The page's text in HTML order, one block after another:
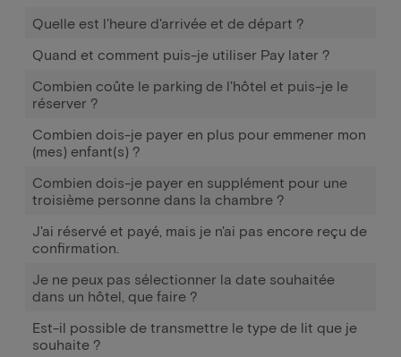
Quelle est l'heure d'arrivée et de départ ?
Quand et comment puis-je utiliser Pay later ?
Combien coûte le parking de l'hôtel et puis-je le
réserver ?
Combien dois-je payer en plus pour emmener mon
(mes) enfant(s) ?
Combien dois-je payer en supplément pour une
troisième personne dans la chambre ?
J'ai réservé et payé, mais je n'ai pas encore reçu de
confirmation.
Je ne peux pas sélectionner la date souhaitée
dans un hôtel, que faire ?
Est-il possible de transmettre le type de lit que je
souhaite ?